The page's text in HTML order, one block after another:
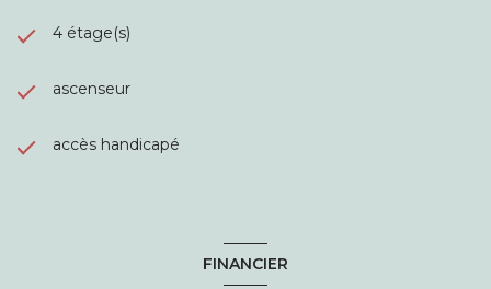
4 étage(s)
ascenseur
accès handicapé
FINANCIER